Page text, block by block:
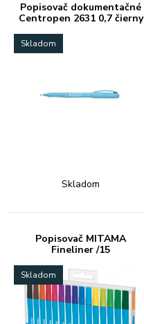
Popisovač dokumentačné
Centropen 2631 0,7 čierny
Skladom
Skladom
Popisovač MITAMA
Fineliner /15
Skladom